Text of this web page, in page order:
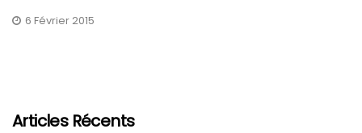
6 Février 2015
Articles Récents